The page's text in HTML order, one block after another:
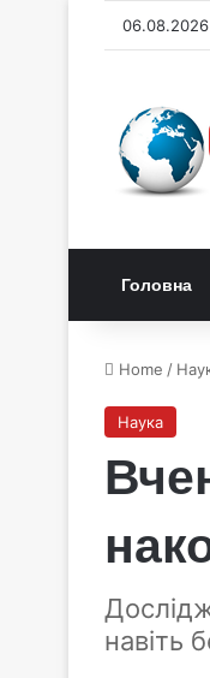
06.08.2026
Головна
Home /
Наука
навіть